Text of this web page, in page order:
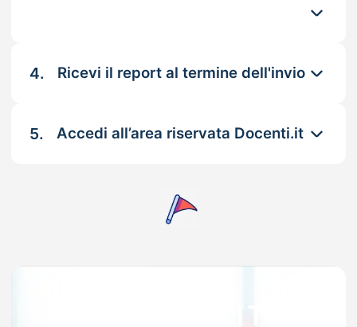
4. Ricevi il report al termine dell'invio
5. Accedi all’area riservata Docenti.it